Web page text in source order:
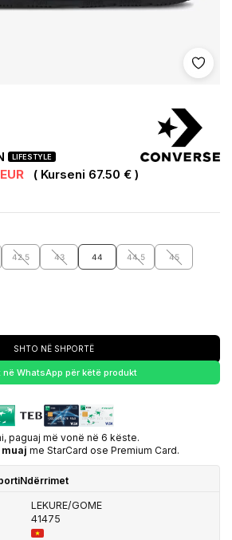
Shto
LIFESTYLE
( Kurseni 67.50 € )
42.5 43 44 44.5 45
SHTO NË SHPORTË
në WhatsApp për këtë produkt
paguaj më vonë në 6 këste.
muaj me StarCard ose Premium Card.
Ndërrimet
LEKURE/GOME
41475